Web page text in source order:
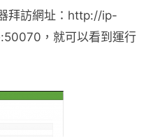
拜訪網址：http://ip-
，就可以看到運行